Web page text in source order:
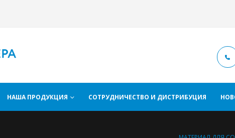
НАША ПРОДУКЦИЯ СОТРУДНИЧЕСТВО И ДИСТРИБУЦИЯ